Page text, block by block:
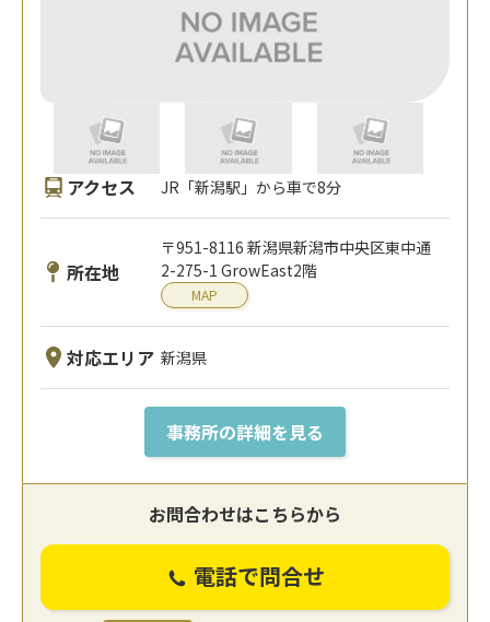
アクセス JR「新潟駅」から車で8分
所在地
〒951-8116 新潟県新潟市中央区東中通
2-275-1 GrowEast2階
MAP
対応エリア 新潟県
事務所の詳細を見る
お問合わせはこちらから
電話で問合せ